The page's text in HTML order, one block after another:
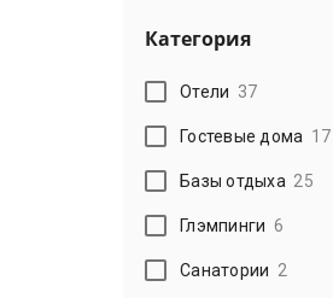
Категория
Отели 37
Гостевые дома 17
Базы отдыха 25
Глэмпинги 6
Санатории 2